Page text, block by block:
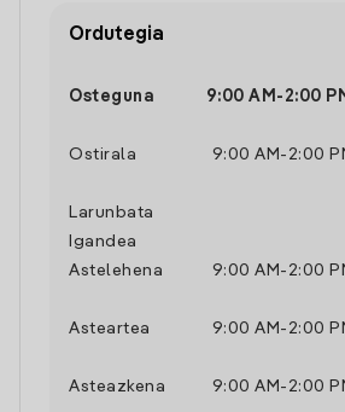
Ordutegia
Osteguna 9:00 AM - 2:00
Ostirala
9:00 AM - 2:00
Larunbata
Igandea
Astelehena
9:00 AM - 2:00
Asteartea
9:00 AM - 2:00
Asteazkena
9:00 AM - 2:00